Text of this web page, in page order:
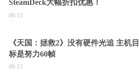
SteamDeck大幅折扣优惠！
09-13
《天国：拯救2》没有硬件光追 主机目
标是努力60帧
09-13